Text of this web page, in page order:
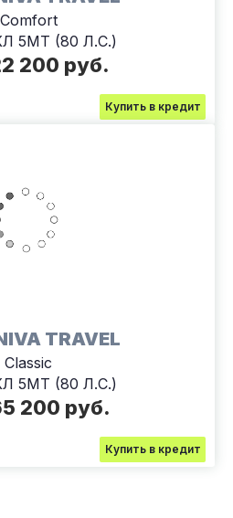
Comfort
5МТ (80 Л.С.)
200 руб.
Купить в кредит
TRAVEL
Classic
5МТ (80 Л.С.)
200 руб.
Купить в кредит